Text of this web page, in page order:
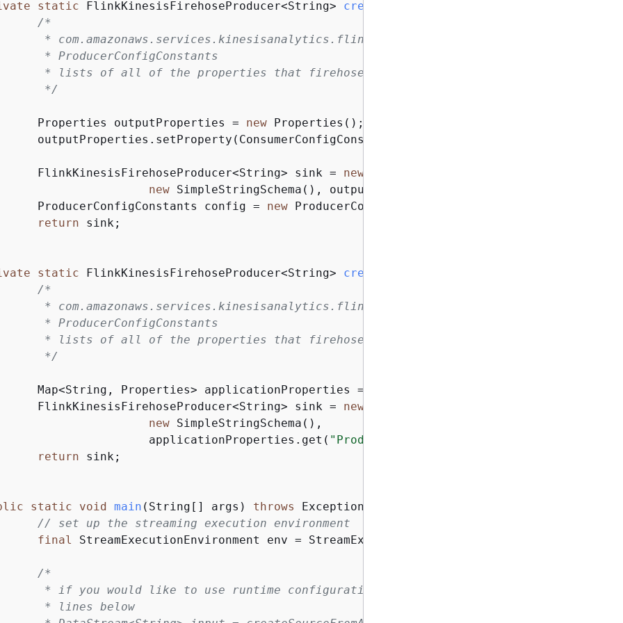
static FlinkKinesisFirehoseProducer<String> createFirehoseSinkFromStaticConfig
/*
		 */
		Properties outputProperties =
new Properties();
		FlinkKinesisFirehoseProducer<String> sink =
new
new SimpleStringSchema(), outputProperties);
		ProducerConfigConstants config =
new ProducerConfigConstants();
return sink;
static FlinkKinesisFirehoseProducer<String>
/*
		 */
		FlinkKinesisFirehoseProducer<String> sink =
new
new SimpleStringSchema(),
				applicationProperties.get(
"ProducerConfigProperties"
return sink;
static void main (String[] args) throws Exception
// set up the streaming execution environment
final
StreamExecutionEnvironment env =
/*